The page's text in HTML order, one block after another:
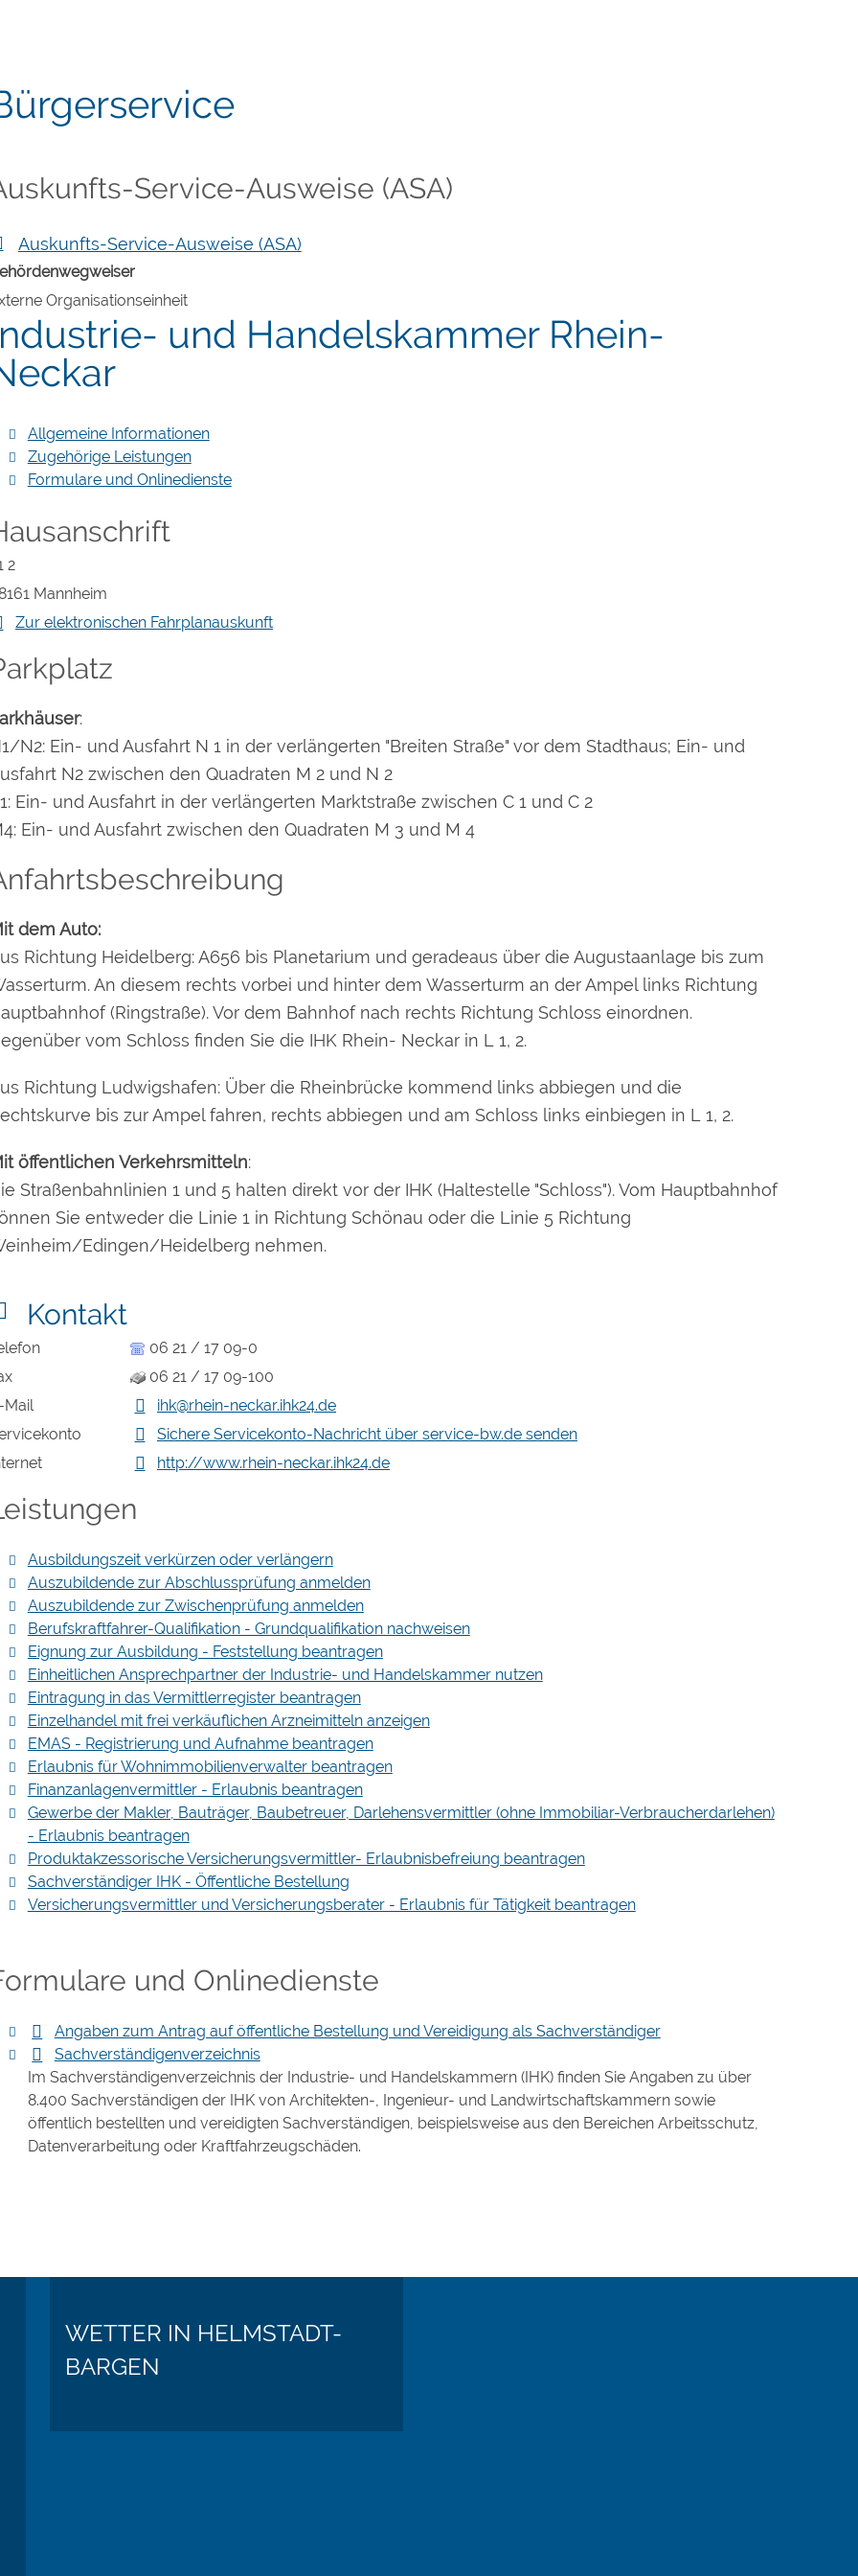
Service-Ausweise (ASA)
Auskunfts-Service-Ausweise (ASA)
Organisationseinheit
und Handelskammer Rhein-
Allgemeine Informationen
Zugehörige Leistungen
Formulare und Onlinedienste
2
Mannheim
Zur elektronischen Fahrplanauskunft
:
N2: Ein- und Ausfahrt N 1 in der verlängerten "Breiten Straße" vor dem Stadthaus; Ein- und
N2 zwischen den Quadraten M 2 und N 2
Ein- und Ausfahrt in der verlängerten Marktstraße zwischen C 1 und C 2
Ein- und Ausfahrt zwischen den Quadraten M 3 und M 4
dem Auto:
Richtung Heidelberg: A656 bis Planetarium und geradeaus über die Augustaanlage bis zum
An diesem rechts vorbei und hinter dem Wasserturm an der Ampel links Richtung
(Ringstraße). Vor dem Bahnhof nach rechts Richtung Schloss einordnen.
vom Schloss finden Sie die IHK Rhein- Neckar in L 1, 2.
Richtung Ludwigshafen: Über die Rheinbrücke kommend links abbiegen und die
bis zur Ampel fahren, rechts abbiegen und am Schloss links einbiegen in L 1, 2.
öffentlichen Verkehrsmitteln:
Straßenbahnlinien 1 und 5 halten direkt vor der IHK (Haltestelle "Schloss"). Vom Hauptbahnhof
Sie entweder die Linie 1 in Richtung Schönau oder die Linie 5 Richtung
Edingen/Heidelberg nehmen.
Kontakt
06 21 / 17 09-0
06 21 / 17 09-100
Mail
ihk@rhein-neckar.ihk24.de
Sichere Servicekonto-Nachricht über service-bw.de senden
http://www.rhein-neckar.ihk24.de
Ausbildungszeit verkürzen oder verlängern
Auszubildende zur Abschlussprüfung anmelden
Auszubildende zur Zwischenprüfung anmelden
Berufskraftfahrer-Qualifikation - Grundqualifikation nachweisen
Eignung zur Ausbildung - Feststellung beantragen
Einheitlichen Ansprechpartner der Industrie- und Handelskammer nutzen
Eintragung in das Vermittlerregister beantragen
Einzelhandel mit frei verkäuflichen Arzneimitteln anzeigen
EMAS - Registrierung und Aufnahme beantragen
Erlaubnis für Wohnimmobilienverwalter beantragen
Finanzanlagenvermittler - Erlaubnis beantragen
Gewerbe der Makler, Bauträger, Baubetreuer, Darlehensvermittler (ohne Immobiliar-Verbraucherdarlehen)
- Erlaubnis beantragen
Produktakzessorische Versicherungsvermittler- Erlaubnisbefreiung beantragen
Sachverständiger IHK - Öffentliche Bestellung
Versicherungsvermittler und Versicherungsberater - Erlaubnis für Tätigkeit beantragen
und Onlinedienste
Angaben zum Antrag auf öffentliche Bestellung und Vereidigung als Sachverständiger
Sachverständigenverzeichnis
Im Sachverständigenverzeichnis der Industrie- und Handelskammern (IHK) finden Sie Angaben zu über
8.400 Sachverständigen der IHK von Architekten-, Ingenieur- und Landwirtschaftskammern sowie
öffentlich bestellten und vereidigten Sachverständigen, beispielsweise aus den Bereichen Arbeitsschutz,
Datenverarbeitung oder Kraftfahrzeugschäden.
WETTER IN HELMSTADT-
BARGEN